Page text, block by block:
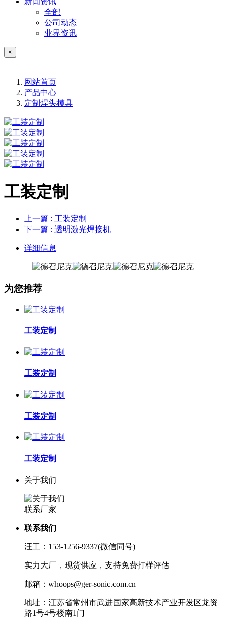
全部
公司动态
业界资讯
×
网站首页
产品中心
定制焊头模具
工装定制
上一篇 : 工装定制
下一篇 : 透明激光焊接机
详细信息
为您推荐
工装定制
工装定制
工装定制
工装定制
关于我们
联系厂家
联系我们
汪工：153-1256-9337(微信同号)
实力大厂，现货供应，支持免费打样评估
邮箱：whoops@ger-sonic.com.cn
地址：江苏省常州市武进国家高新技术产业开发区龙资
路1号4号楼南1门